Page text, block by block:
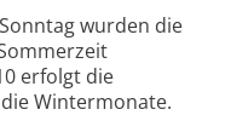
wurden die
erfolgt die
Wintermonate.